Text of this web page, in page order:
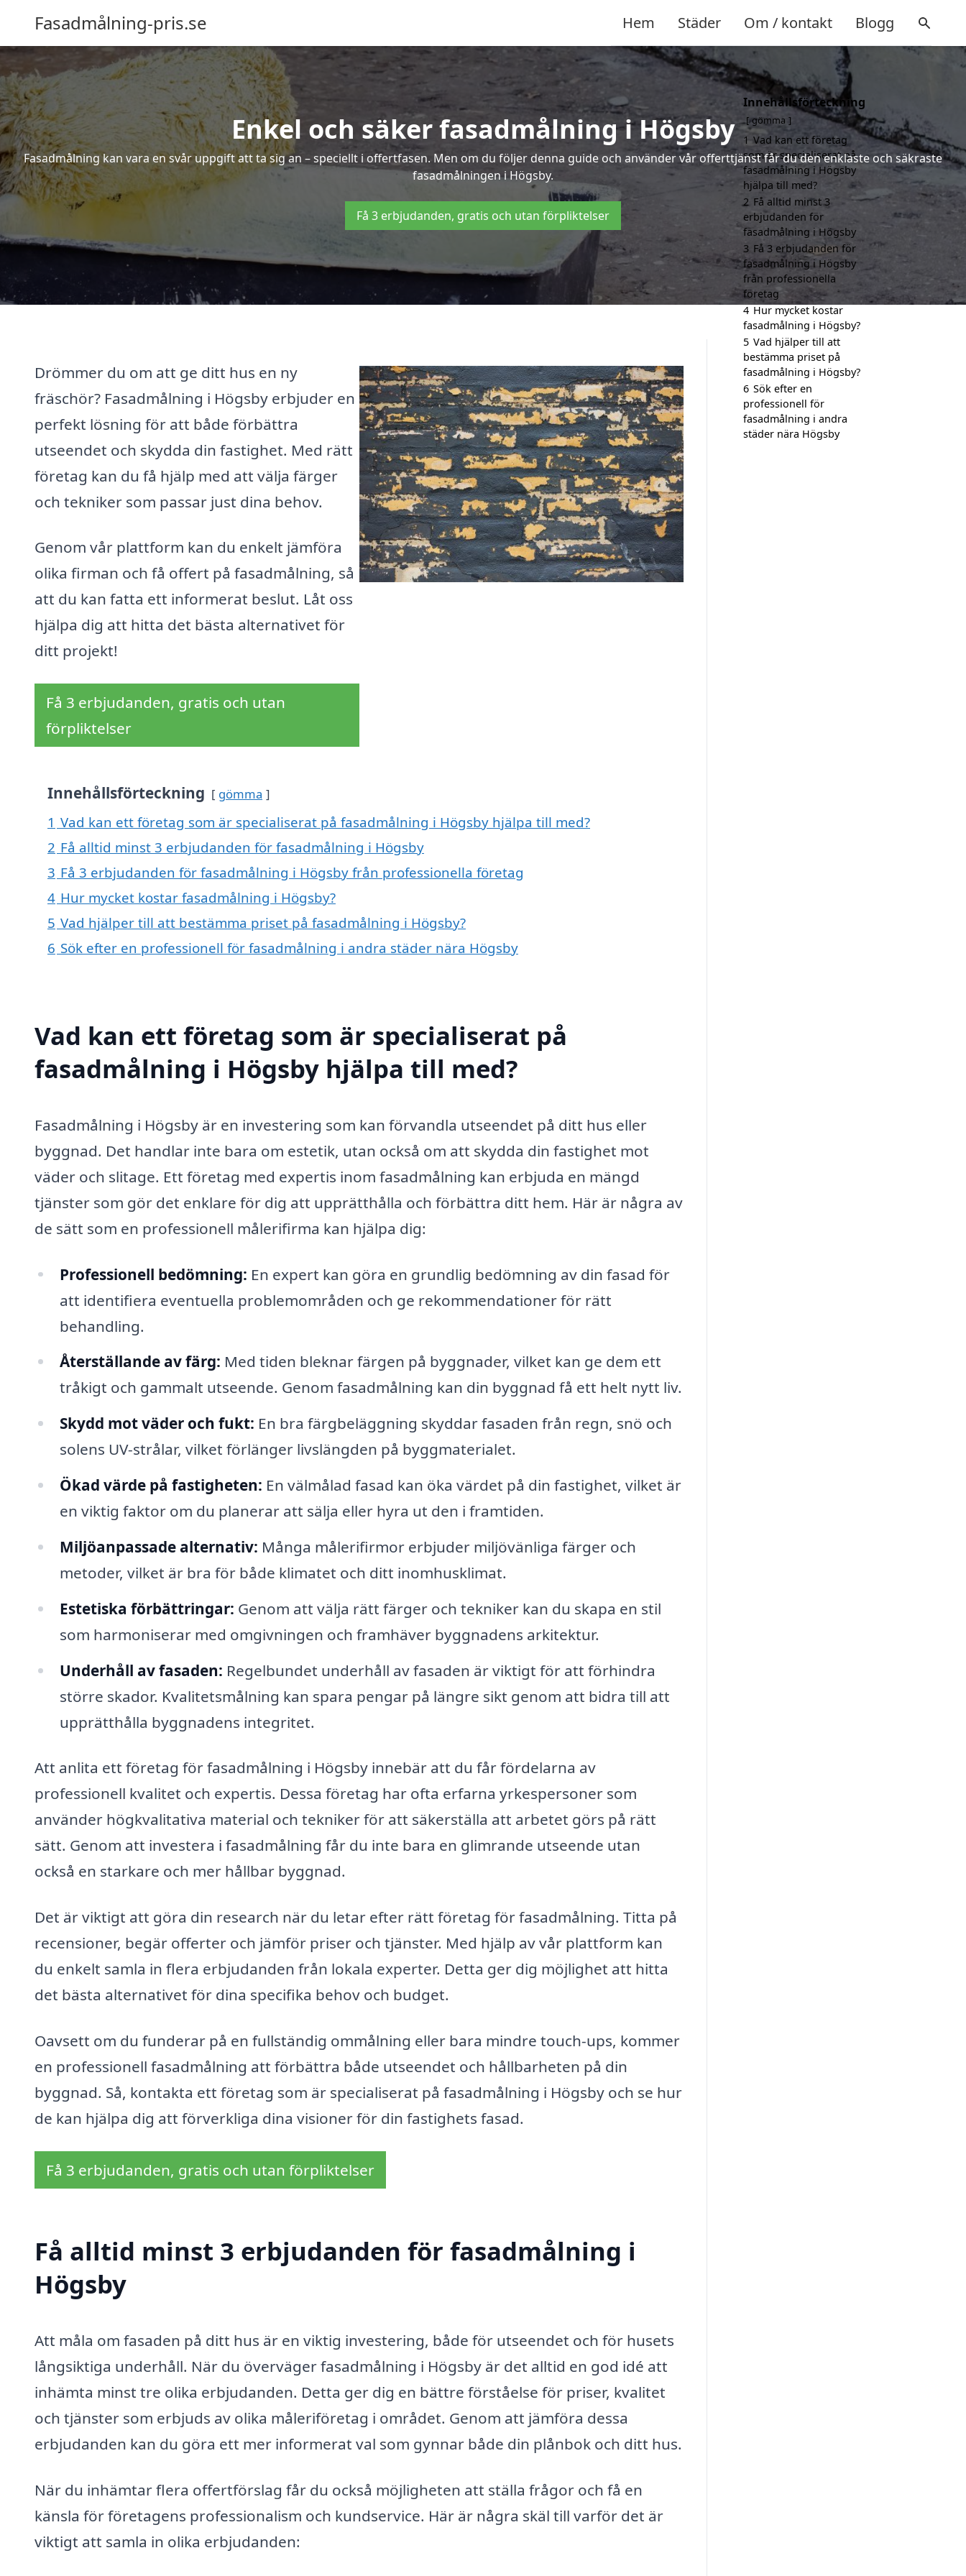
Fasadmålning-pris.se Hem Städer Om / kontakt Blogg
Enkel och säker fasadmålning i Högsby
Fasadmålning kan vara en svår uppgift att ta sig an – speciellt i offertfasen. Men om du följer denna guide och använder vår offerttjänst får du den enklaste och säkraste
fasadmålningen i Högsby.
Få 3 erbjudanden, gratis och utan förpliktelser
Drömmer du om att ge ditt hus en ny
fräschör? Fasadmålning i Högsby erbjuder en
perfekt lösning för att både förbättra
utseendet och skydda din fastighet. Med rätt
företag kan du få hjälp med att välja färger
och tekniker som passar just dina behov.
Genom vår plattform kan du enkelt jämföra
olika firman och få offert på fasadmålning, så
att du kan fatta ett informerat beslut. Låt oss
hjälpa dig att hitta det bästa alternativet för
ditt projekt!
Få 3 erbjudanden, gratis och utan
förpliktelser
Innehållsförteckning gömma
1 Vad kan ett företag som är specialiserat på fasadmålning i Högsby hjälpa till med?
2 Få alltid minst 3 erbjudanden för fasadmålning i Högsby
3 Få 3 erbjudanden för fasadmålning i Högsby från professionella företag
4 Hur mycket kostar fasadmålning i Högsby?
5 Vad hjälper till att bestämma priset på fasadmålning i Högsby?
6 Sök efter en professionell för fasadmålning i andra städer nära Högsby
Vad kan ett företag som är specialiserat på
fasadmålning i Högsby hjälpa till med?
Fasadmålning i Högsby är en investering som kan förvandla utseendet på ditt hus eller
byggnad. Det handlar inte bara om estetik, utan också om att skydda din fastighet mot
väder och slitage. Ett företag med expertis inom fasadmålning kan erbjuda en mängd
tjänster som gör det enklare för dig att upprätthålla och förbättra ditt hem. Här är några av
de sätt som en professionell målerifirma kan hjälpa dig:
Professionell bedömning: En expert kan göra en grundlig bedömning av din fasad för
att identifiera eventuella problemområden och ge rekommendationer för rätt
behandling.
Återställande av färg: Med tiden bleknar färgen på byggnader, vilket kan ge dem ett
tråkigt och gammalt utseende. Genom fasadmålning kan din byggnad få ett helt nytt liv.
Skydd mot väder och fukt: En bra färgbeläggning skyddar fasaden från regn, snö och
solens UV-strålar, vilket förlänger livslängden på byggmaterialet.
Ökad värde på fastigheten: En välmålad fasad kan öka värdet på din fastighet, vilket är
en viktig faktor om du planerar att sälja eller hyra ut den i framtiden.
Miljöanpassade alternativ: Många målerifirmor erbjuder miljövänliga färger och
metoder, vilket är bra för både klimatet och ditt inomhusklimat.
Estetiska förbättringar: Genom att välja rätt färger och tekniker kan du skapa en stil
som harmoniserar med omgivningen och framhäver byggnadens arkitektur.
Underhåll av fasaden: Regelbundet underhåll av fasaden är viktigt för att förhindra
större skador. Kvalitetsmålning kan spara pengar på längre sikt genom att bidra till att
upprätthålla byggnadens integritet.
Att anlita ett företag för fasadmålning i Högsby innebär att du får fördelarna av
professionell kvalitet och expertis. Dessa företag har ofta erfarna yrkespersoner som
använder högkvalitativa material och tekniker för att säkerställa att arbetet görs på rätt
sätt. Genom att investera i fasadmålning får du inte bara en glimrande utseende utan
också en starkare och mer hållbar byggnad.
Det är viktigt att göra din research när du letar efter rätt företag för fasadmålning. Titta på
recensioner, begär offerter och jämför priser och tjänster. Med hjälp av vår plattform kan
du enkelt samla in flera erbjudanden från lokala experter. Detta ger dig möjlighet att hitta
det bästa alternativet för dina specifika behov och budget.
Oavsett om du funderar på en fullständig ommålning eller bara mindre touch-ups, kommer
en professionell fasadmålning att förbättra både utseendet och hållbarheten på din
byggnad. Så, kontakta ett företag som är specialiserat på fasadmålning i Högsby och se hur
de kan hjälpa dig att förverkliga dina visioner för din fastighets fasad.
Få 3 erbjudanden, gratis och utan förpliktelser
Få alltid minst 3 erbjudanden för fasadmålning i
Högsby
Att måla om fasaden på ditt hus är en viktig investering, både för utseendet och för husets
långsiktiga underhåll. När du överväger fasadmålning i Högsby är det alltid en god idé att
inhämta minst tre olika erbjudanden. Detta ger dig en bättre förståelse för priser, kvalitet
och tjänster som erbjuds av olika måleriföretag i området. Genom att jämföra dessa
erbjudanden kan du göra ett mer informerat val som gynnar både din plånbok och ditt hus.
När du inhämtar flera offertförslag får du också möjligheten att ställa frågor och få en
känsla för företagens professionalism och kundservice. Här är några skäl till varför det är
viktigt att samla in olika erbjudanden:
Innehållsförteckning
gömma
1 Vad kan ett företag
som är specialiserat på
fasadmålning i Högsby
hjälpa till med?
2 Få alltid minst 3
erbjudanden för
fasadmålning i Högsby
3 Få 3 erbjudanden för
fasadmålning i Högsby
från professionella
företag
4 Hur mycket kostar
fasadmålning i Högsby?
5 Vad hjälper till att
bestämma priset på
fasadmålning i Högsby?
6 Sök efter en
professionell för
fasadmålning i andra
städer nära Högsby